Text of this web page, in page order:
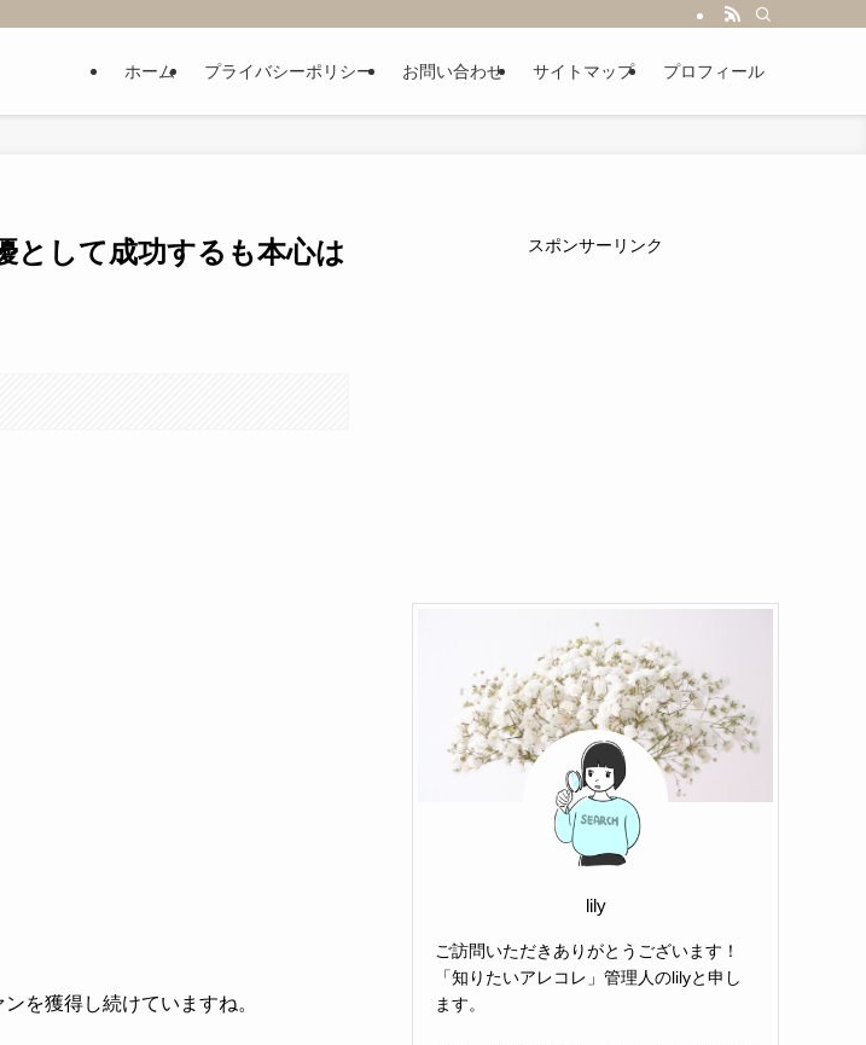
ホーム プライバシーポリシー お問い合わせ サイトマップ プロフィール
として成功するも本心は
を獲得し続けていますね。
スポンサーリンク
lily
ご訪問いただきありがとうございます！
「知りたいアレコレ」管理人のlilyと申し
ます。